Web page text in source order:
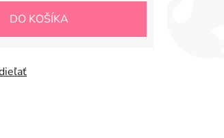
DO KOŠÍKA